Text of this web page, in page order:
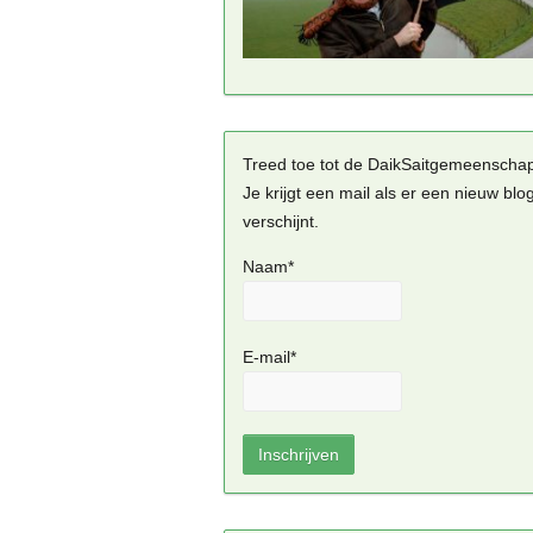
Treed toe tot de
Je krijgt een mail als er een nieuw
verschijnt.
Naam*
E-mail*